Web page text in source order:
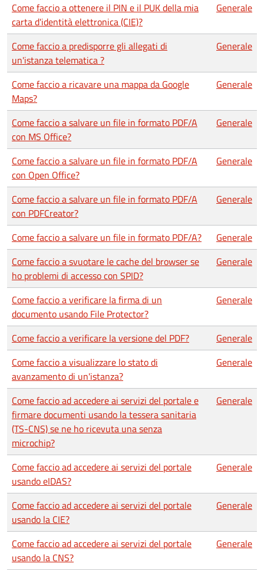
Come faccio a ottenere il PIN e il PUK della mia
carta d'identità elettronica (CIE)?
Generale
Come faccio a predisporre gli allegati di
un'istanza telematica ?
Generale
Come faccio a ricavare una mappa da Google
Maps?
Generale
Come faccio a salvare un file in formato PDF/A
con MS Office?
Generale
Come faccio a salvare un file in formato PDF/A
con Open Office?
Generale
Come faccio a salvare un file in formato PDF/A
con PDFCreator?
Generale
Come faccio a salvare un file in formato PDF/A?
Generale
Come faccio a svuotare le cache del browser se
ho problemi di accesso con SPID?
Generale
Come faccio a verificare la firma di un
documento usando File Protector?
Generale
Come faccio a verificare la versione del PDF?
Generale
Come faccio a visualizzare lo stato di
avanzamento di un'istanza?
Generale
Come faccio ad accedere ai servizi del portale e
firmare documenti usando la tessera sanitaria
(TS-CNS) se ne ho ricevuta una senza
microchip?
Generale
Come faccio ad accedere ai servizi del portale
usando eIDAS?
Generale
Come faccio ad accedere ai servizi del portale
usando la CIE?
Generale
Come faccio ad accedere ai servizi del portale
usando la CNS?
Generale